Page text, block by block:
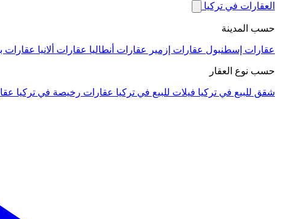
العقارات في تركيا
حسب المدينة
عقارات إسطنبول عقارات إزمير عقارات أنطاليا عقارات ألانيا عقارات
حسب نوع العقار
شقق للبيع في تركيا فيلات للبيع في تركيا عقارات رخيصة في تركيا